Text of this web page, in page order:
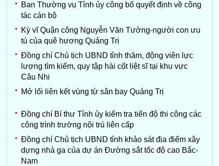
Ban Thường vụ Tỉnh ủy công bố quyết định về công
tác cán bộ
Kỳ vĩ Quận công Nguyễn Văn Tường-người con ưu
tú của quê hương Quảng Trị
Đồng chí Chủ tịch UBND tỉnh thăm, động viên lực
lượng tìm kiếm, quy tập hài cốt liệt sĩ tại khu vực
Câu Nhi
Mở lối liên kết vùng từ sân bay Quảng Trị
Đồng chí Bí thư Tỉnh ủy kiểm tra tiến độ thi công các
công trình trường nội trú liên cấp
Đồng chí Chủ tịch UBND tỉnh khảo sát địa điểm xây
dựng nhà ga của dự án Đường sắt tốc độ cao Bắc-
Nam